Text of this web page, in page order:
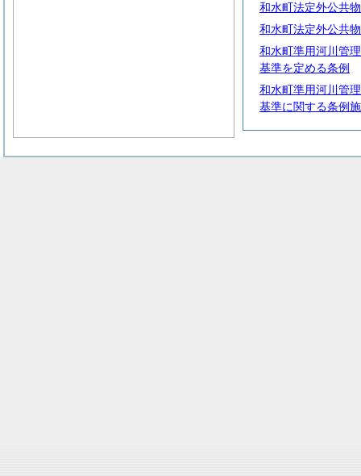
和水町法定外公共
和水町法定外公共
和水町準用河川管
基準を定める条例
和水町準用河川管
基準に関する条例